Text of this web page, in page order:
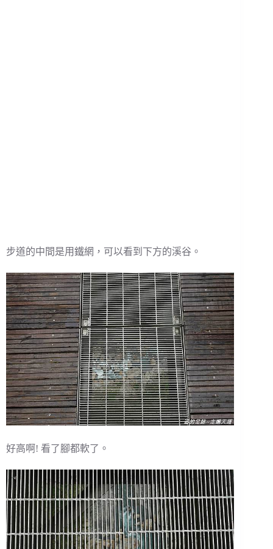
步道的中間是用鐵網，可以看到下方的溪谷。
好高啊! 看了腳都軟了。